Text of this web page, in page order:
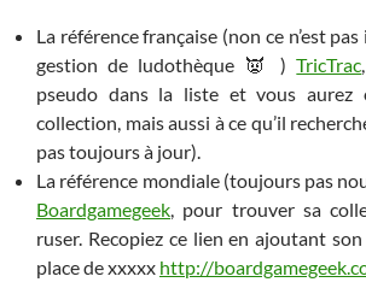
La référence française (non ce n’est
gestion de ludothèque 👿 )TricTrac
pseudo dans la liste et vous aurez
collection, mais aussi à ce qu’il
pas toujours à jour).
La référence mondiale (toujours pas
Boardgamegeek, pour trouver sa
ruser. Recopiez ce lien en ajoutant
place de xxxxx http://